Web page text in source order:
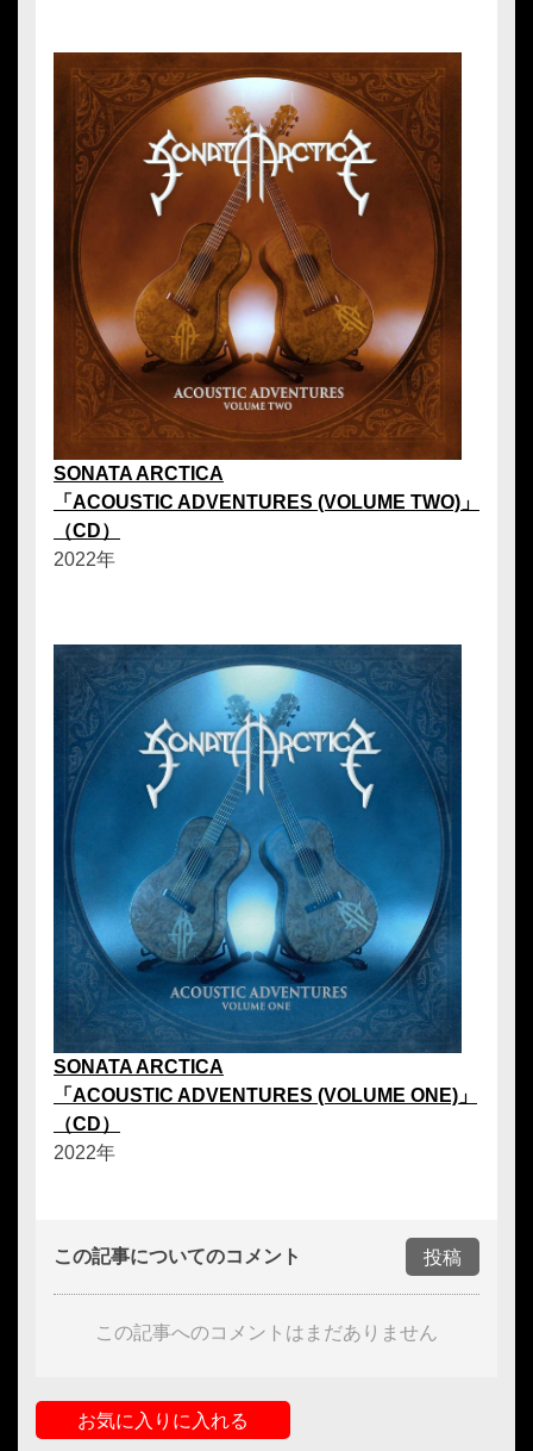
SONATA ARCTICA
「ACOUSTIC ADVENTURES (VOLUME TWO)」
（CD）
2022年
SONATA ARCTICA
「ACOUSTIC ADVENTURES (VOLUME ONE)」
（CD）
2022年
この記事についてのコメント 投稿
この記事へのコメントはまだありません
お気に入りに入れる